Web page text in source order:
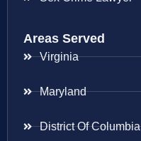
Areas Served
Virginia
Maryland
District Of Columbia